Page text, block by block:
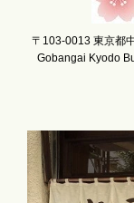
〒103-0013 東京都
Gobangai Kyodo